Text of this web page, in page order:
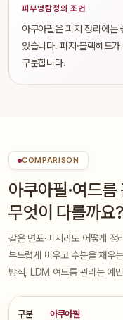
피부명탐정의 조언
아쿠아필은 피지 정리에는
있습니다. 피지·블랙헤드
구분합니다.
COMPARISON
아쿠아필·여드
무엇이 다를까요?
같은 면포·피지라도 어떻게
부드럽게 비우고 수분을 채우
방식, LDM 여드름 관리는 예
구분 아쿠아필